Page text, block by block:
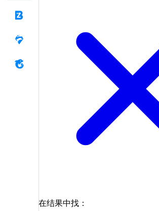
在结果中找：